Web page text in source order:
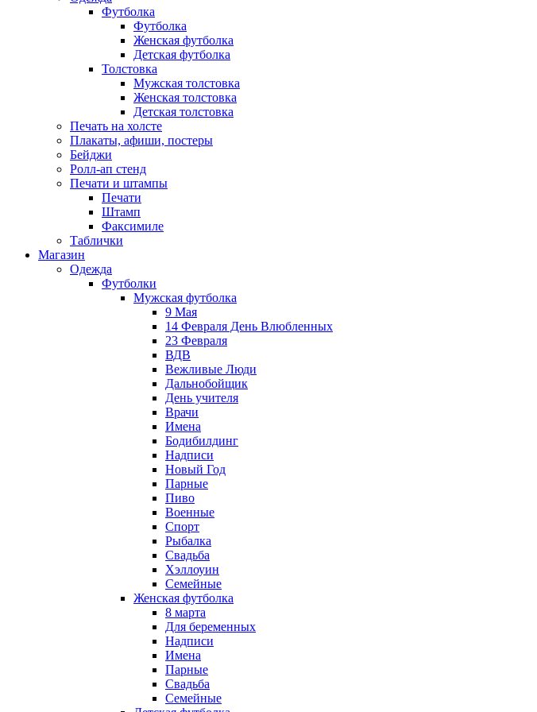
Футболка
Футболка
Женская футболка
Детская футболка
Толстовка
Мужская толстовка
Женская толстовка
Детская толстовка
Печать на холсте
Плакаты, афиши, постеры
Бейджи
Ролл-ап стенд
Печати и штампы
Печати
Штамп
Факсимиле
Таблички
Магазин
Одежда
Футболки
Мужская футболка
9 Мая
14 Февраля День Влюбленных
23 Февраля
ВДВ
Вежливые Люди
Дальнобойщик
День учителя
Врачи
Имена
Бодибилдинг
Надписи
Новый Год
Парные
Пиво
Военные
Спорт
Рыбалка
Свадьба
Хэллоуин
Семейные
Женская футболка
8 марта
Для беременных
Надписи
Имена
Парные
Свадьба
Семейные